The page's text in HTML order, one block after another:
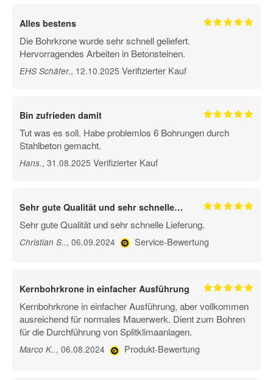
Alles bestens
Die Bohrkrone wurde sehr schnell geliefert.
Hervorragendes Arbeiten in Betonsteinen.
EHS Schäfer., 12.10.2025Verifizierter Kauf
Bin zufrieden damit
Tut was es soll. Habe problemlos 6 Bohrungen durch
Stahlbeton gemacht.
Hans., 31.08.2025Verifizierter Kauf
Sehr gute Qualität und sehr schnelle…
Sehr gute Qualität und sehr schnelle Lieferung.
Christian S.., 06.09.2024 Service-Bewertung
Kernbohrkrone in einfacher Ausführung
Kernbohrkrone in einfacher Ausführung, aber vollkommen
ausreichend für normales Mauerwerk. Dient zum Bohren
für die Durchführung von Splitklimaanlagen.
Marco K.., 06.08.2024 Produkt-Bewertung